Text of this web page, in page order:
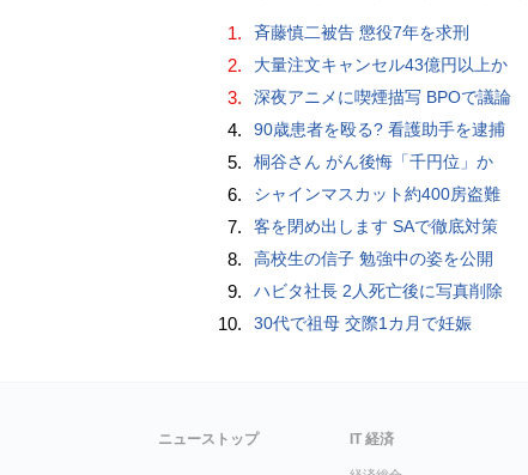
1. 斉藤慎二被告 懲役7年を求刑
2. 大量注文キャンセル43億円以上か
3. 深夜アニメに喫煙描写 BPOで議論
4. 90歳患者を殴る? 看護助手を逮捕
5. 桐谷さん がん後悔「千円位」か
6. シャインマスカット約400房盗難
7. 客を閉め出します SAで徹底対策
8. 高校生の信子 勉強中の姿を公開
9. ハビタ社長 2人死亡後に写真削除
10. 30代で祖母 交際1カ月で妊娠
ニューストップ IT 経済